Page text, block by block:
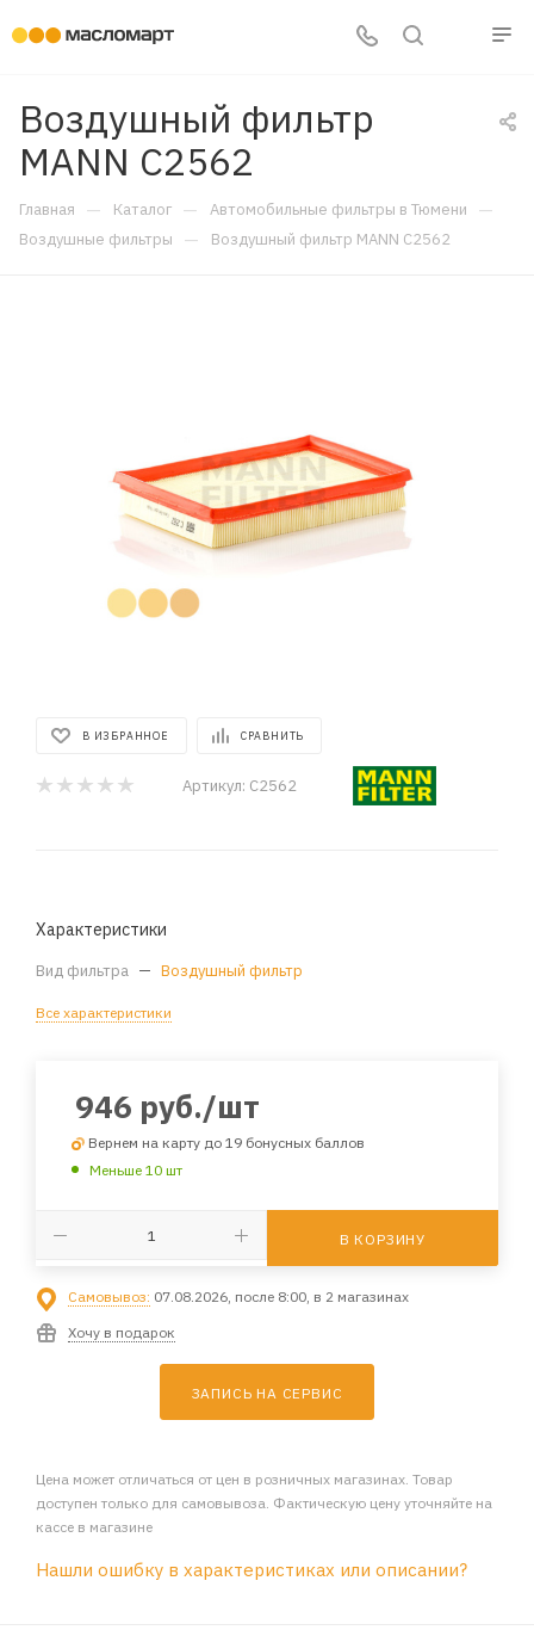
Воздушный фильтр
MANN C2562
Главная — Каталог — Автомобильные фильтры в Тюмени —
Воздушные фильтры — Воздушный фильтр MANN C2562
В ИЗБРАННОЕ СРАВНИТЬ
Артикул: C2562
Характеристики
Вид фильтра — Воздушный фильтр
Все характеристики
946 руб./шт
Вернем на карту до 19 бонусных баллов
Меньше 10 шт
В КОРЗИНУ
Самовывоз: 07.08.2026, после 8:00, в 2 магазинах
Хочу в подарок
ЗАПИСЬ НА СЕРВИС
Цена может отличаться от цен в розничных магазинах. Товар
доступен только для самовывоза. Фактическую цену уточняйте на
кассе в магазине
Нашли ошибку в характеристиках или описании?